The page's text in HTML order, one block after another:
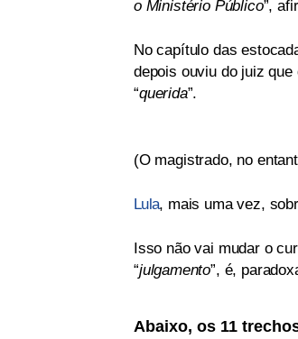
o Ministério Público”,
No capítulo das
depois ouviu do juiz
“querida”.
(O magistrado, no
Lula, mais uma vez,
Isso não vai mudar o
“julgamento”, é,
Abaixo, os 11